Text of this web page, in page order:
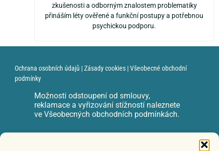
zkušenosti a odborným znalostem problematiky
přináším léty ověřené a funkční postupy a potřebnou
psychickou podporu.
Ochrana osobních údajů |Zásady cookies |Všeobecné obchodní
podmínky
Možnosti odstoupení od smlouvy,
reklamace a vyřizování stížností naleznete
ve Všeobecných obchodních podmínkách.